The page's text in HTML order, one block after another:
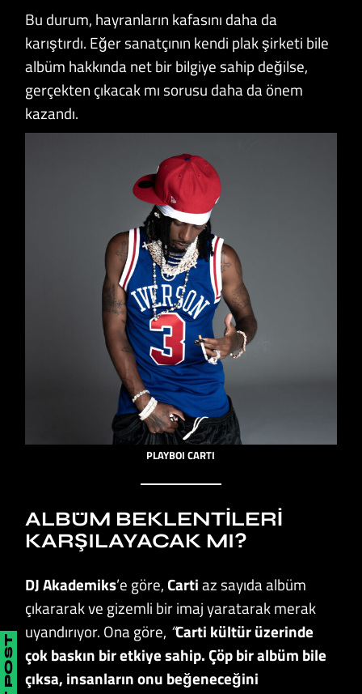
Bu durum, hayranların kafasını daha da
karıştırdı. Eğer sanatçının kendi plak şirketi bile
albüm hakkında net bir bilgiye sahip değilse,
gerçekten çıkacak mı sorusu daha da önem
kazandı.
PLAYBOI CARTI
ALBÜM BEKLENTILERI
KARŞILAYACAK MI?
DJ Akademiks’e göre,Cartiaz sayıda albüm
çıkararak ve gizemli bir imaj yaratarak merak
uyandırıyor. Ona göre, “Carti kültür üzerinde
çok baskın bir etkiye sahip. Çöp bir albüm bile
çıksa, insanların onu beğeneceğini